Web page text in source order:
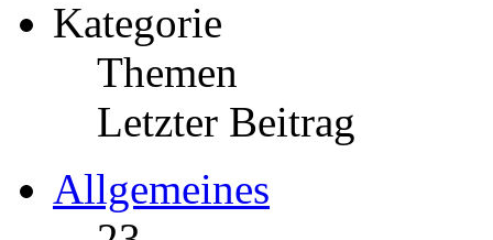
Kategorie
Themen
Letzter Beitrag
Allgemeines